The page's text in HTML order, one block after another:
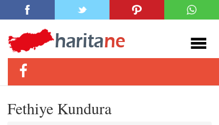
Fethiye Kundura